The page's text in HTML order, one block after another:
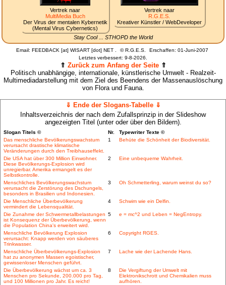
Vertrek naar
MultiMedia Buch
Der Virus der mentalen Kybernetik
(Mental Virus Cybernetics)
Vertrek naar
R.G.E.S.
Kreativer Künstler / WebDeveloper
Stay Cool ... STHOPD the World
Email: FEEDBACK [at] WISART [dot] NET . ©R.G.E.S.
Erschaffen: 01-Juni-2007
Letztes verbessert: 9-8-2026.
⇑ Zurück zum Anfang der Seite⇑
Politisch unabhängige, internationale, künstlerische Umwelt - Realzeit-
Multimediadarstellung mit dem Ziel des Beendens der Massenauslöschung
von Flora und Fauna.
⇓ Ende der Slogans-Tabelle ⇓
Inhaltsverzeichnis der nach dem Zufallsprinzip in der Slideshow
angezeigten Titel (unter oder über den Bildern).
Slogan Titels © Nr.
Typewriter Texte ©
Das menschliche Bevölkerungswachstum
verursacht drastische klimatische
Veränderungen durch den Treibhauseffekt.
1 Behüte die Schönheit der Biodiversität.
Die USA hat über 300 Million Einwohner.
Diese Bevölkerungs-Explosion wird
unregierbar. Amerika ermangelt es der
Selbstkontrolle.
2 Eine unbequeme Wahrheit.
Menschliches Bevölkerungswachstum
verursacht die Zerstörung des Dschungels,
besonders in Brasilien und Indonesien.
3 Oh Schmetterling, warum weinst du so?
Die Menschliche Überbevölkerung
vermindert die Lebensqualität.
4 Schwim wie ein Delfin.
Die Zunahme der Schwermetallbelastungen
ist Konsequenz der Überbevölkerung, wenn
die Population China's erweitert wird.
5 e = mc^2 und Leben = NegEntropy.
Menschliche Bevölkerung Explosion
verursacht: Knapp werden von säuberes
Trinkwasser.
6 Copyright RGES.
Menschliche Überbevölkerungs-Explosion
hat zu anonymen Massen egoistischer,
gewissenloser Menschen geführt.
7 Lache wie der Lachende Hans.
Die Überbevölkerung wächst um ca. 3
Menschen pro Sekunde, 200.000 pro Tag,
und 100 Millionen pro Jahr. Es reicht!
8
Die Vergiftung der Umwelt mit
Elektronikschrott und Chemikalien muss
aufhören.